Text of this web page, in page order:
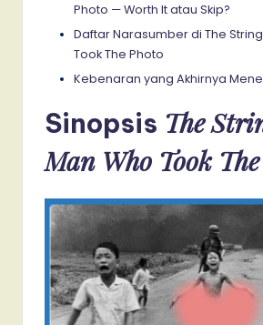
Photo — Worth It atau Skip?
Daftar Narasumber di The
Took The Photo
Kebenaran yang Akhirnya
Sinopsis The
Man Who Took